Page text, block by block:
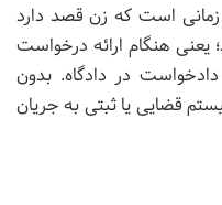
است که زن قصد دارد
یعنی هنگام ارائه درخواست
در دادگاه. بدون
قضایی یا ثبتی به جریان